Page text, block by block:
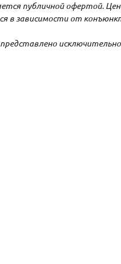
публичной офертой.
в зависимости от